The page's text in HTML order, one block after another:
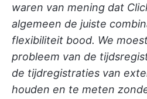
waren van mening dat
algemeen de juiste
flexibiliteit bood. We
probleem van de
de tijdregistraties van
houden en te meten